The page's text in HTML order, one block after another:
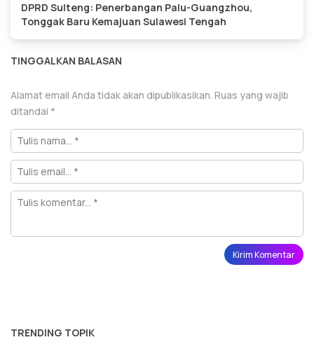
DPRD Sulteng: Penerbangan Palu-Guangzhou,
Tonggak Baru Kemajuan Sulawesi Tengah
TINGGALKAN BALASAN
Alamat email Anda tidak akan dipublikasikan. Ruas yang wajib
ditandai *
TRENDING TOPIK